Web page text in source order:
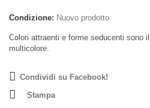
Condizione: Nuovo prodotto
Colori attraenti e forme seducenti sono
multicolore.
Condividi su Facebook!
Stampa